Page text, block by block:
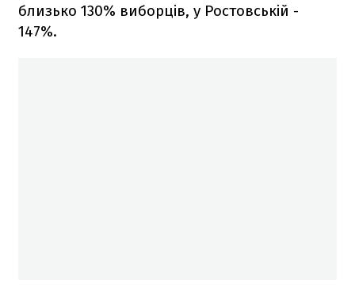
близько 130% виборців, у Ростовській -
147%.